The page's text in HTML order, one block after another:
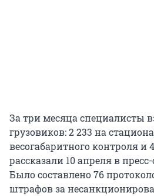
За три месяца специалисты
грузовиков: 2 233 на
весогабаритного контроля
рассказали 10 апреля в
Было составлено 76
штрафов за